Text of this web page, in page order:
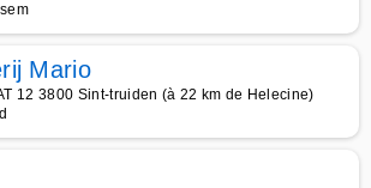
Mario
12 3800 Sint-truiden (à 22 km de Helecine)